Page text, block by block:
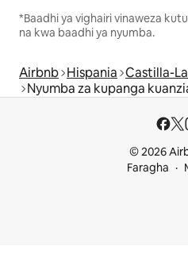
*Baadhi ya vighairi vinaweza
na kwa baadhi ya nyumba.
Airbnb Hispania Castilla-
Nyumba za kupanga
© 2026
Faragha